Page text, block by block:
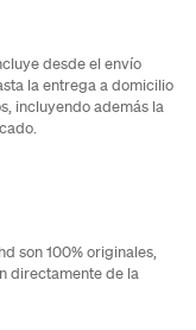
desde el envío
la entrega a domicilio
incluyendo además la
son 100% originales,
directamente de la